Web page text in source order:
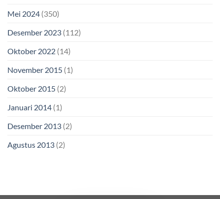
Mei 2024 (350)
Desember 2023 (112)
Oktober 2022 (14)
November 2015 (1)
Oktober 2015 (2)
Januari 2014 (1)
Desember 2013 (2)
Agustus 2013 (2)